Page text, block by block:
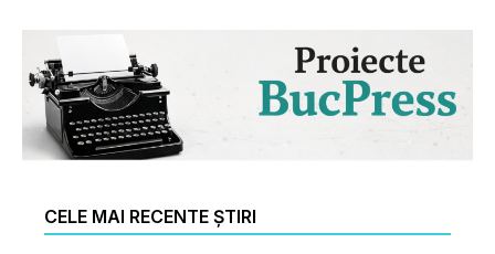
CELE MAI RECENTE ȘTIRI